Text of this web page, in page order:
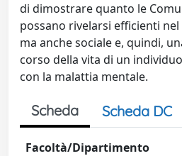
di dimostrare quanto le
possano rivelarsi efficienti
ma anche sociale e, quindi,
corso della vita di un
con la malattia mentale.
Scheda Scheda DC
Facoltà/Dipartimento